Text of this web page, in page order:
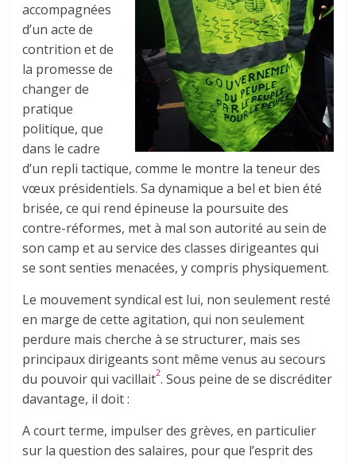
accompagnées
d’un acte de
contrition et de
la promesse de
changer de
pratique
politique, que
dans le cadre
d’un repli tactique, comme le montre la teneur des
vœux présidentiels. Sa dynamique a bel et bien été
brisée, ce qui rend épineuse la poursuite des
contre-réformes, met à mal son autorité au sein de
son camp et au service des classes dirigeantes qui
se sont senties menacées, y compris physiquement.
Le mouvement syndical est lui, non seulement resté
en marge de cette agitation, qui non seulement
perdure mais cherche à se structurer, mais ses
principaux dirigeants sont même venus au secours
du pouvoir qui vacillait2. Sous peine de se discréditer
davantage, il doit :
A court terme, impulser des grèves, en particulier
sur la question des salaires, pour que l’esprit des